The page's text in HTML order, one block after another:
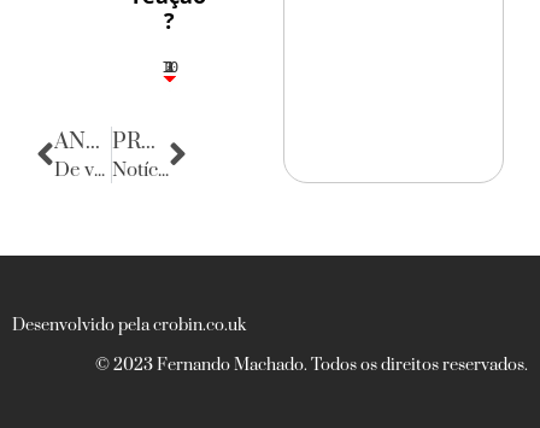
?
3
1
1
2
10
ANTERIOR
De volta para o passado
PRÓXIMA
Notícias do Ceará
Desenvolvido pela crobin.co.uk
© 2023 Fernando Machado. Todos os direitos reservados.